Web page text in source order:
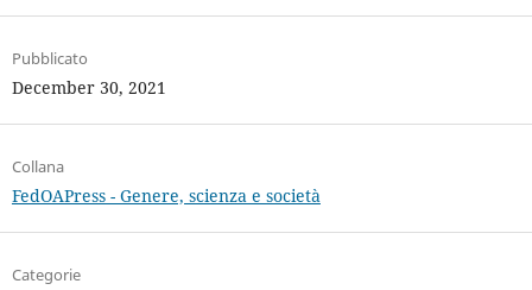
Pubblicato
December 30, 2021
Collana
FedOAPress - Genere, scienza e società
Categorie